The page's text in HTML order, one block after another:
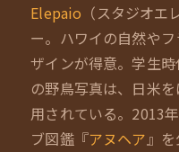
Elepaio （スタジオ
ー。ハワイの自然や
ザインが得意。学生
の野鳥写真は、日米
用されている。2013
ブ図鑑『アヌヘア』